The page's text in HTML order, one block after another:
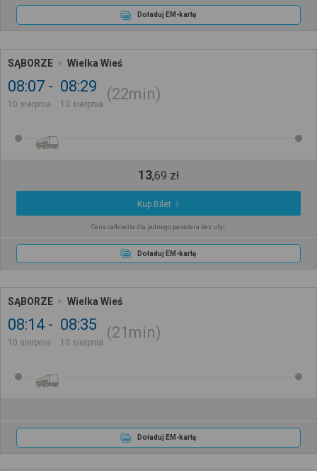
Doładuj EM-kartę
SĄBORZE Wielka Wieś
08:07
10 sierpnia
08:29
10 sierpnia
22min
13,69 zł
Kup Bilet
Cena całkowita dla jednego pasażera bez ulgi
Doładuj EM-kartę
SĄBORZE Wielka Wieś
08:14
10 sierpnia
08:35
10 sierpnia
21min
Doładuj EM-kartę